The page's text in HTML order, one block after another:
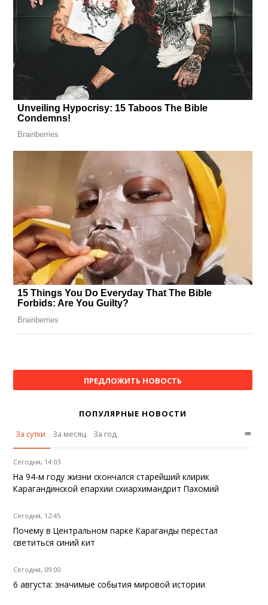
ПРЕДЛОЖИТЬ НОВОСТЬ
ПОПУЛЯРНЫЕ НОВОСТИ
За сутки
За месяц За год ∞
Сегодня, 14:03
На 94-м году жизни скончался старейший клирик
Карагандинской епархии схиархимандрит Пахомий
Сегодня, 12:45
Почему в Центральном парке Караганды перестал
светиться синий кит
Сегодня, 09:00
6 августа: значимые события мировой истории